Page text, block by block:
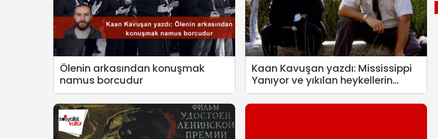
Ölenin arkasından konuşmak
namus borcudur
Kaan Kavuşan yazdı: Mississippi
Yanıyor ve yıkılan heykellerin
bağlamı